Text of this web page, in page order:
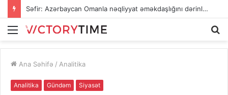
Səfir: Azərbaycan Omanla nəqliyyat əməkdaşlığını dərinləşdirməyə hazırdır
Menu
Ana Səhifə / Analitika
Analitika Gündəm Siyasət